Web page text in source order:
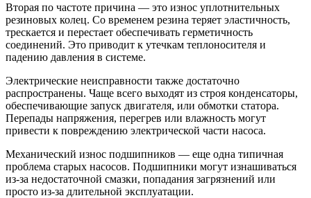
Вторая по частоте причина — это износ уплотнительных
резиновых колец. Со временем резина теряет эластичность,
трескается и перестает обеспечивать герметичность
соединений. Это приводит к утечкам теплоносителя и
падению давления в системе.
Электрические неисправности также достаточно
распространены. Чаще всего выходят из строя конденсаторы,
обеспечивающие запуск двигателя, или обмотки статора.
Перепады напряжения, перегрев или влажность могут
привести к повреждению электрической части насоса.
Механический износ подшипников — еще одна типичная
проблема старых насосов. Подшипники могут изнашиваться
из-за недостаточной смазки, попадания загрязнений или
просто из-за длительной эксплуатации.